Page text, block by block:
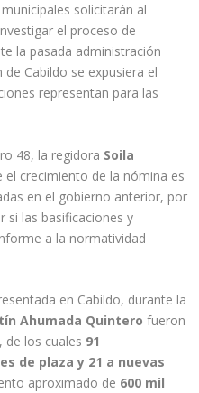
solicitarán al
el proceso de
la pasada administración
Cabildo se expusiera el
representan para las
48, la regidora Soila
el crecimiento de la nómina es
en el gobierno anterior, por
si las basificaciones y
a la normatividad
en Cabildo, durante la
Ahumada Quintero fueron
, de los cuales 91
de plaza y 21 a nuevas
aproximado de 600 mil